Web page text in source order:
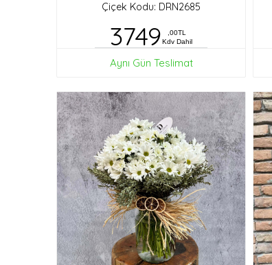
Çiçek Kodu: DRN2685
3749
,00TL
Kdv Dahil
Aynı Gün Teslimat